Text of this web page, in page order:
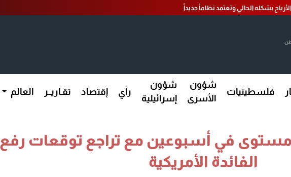
بشكله الحالي وتعتمد نظاماً جديداً
فلسطينيات
شؤون
الأسرى
شؤون
إسرائيلية
رأي إقتصاد تقـاريــر العالم
في أسبوعين مع تراجع توقعات رفع
الفائدة الأمريكية